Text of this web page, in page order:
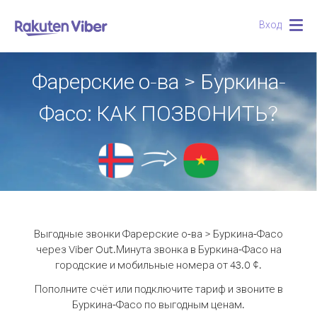
Вход
Фарерские о-ва > Буркина-
Фасо: КАК ПОЗВОНИТЬ?
Выгодные звонки Фарерские о-ва > Буркина-Фасо
через Viber Out.Минута звонка в Буркина-Фасо на
городские и мобильные номера от 43.0 ¢.
Пополните счёт или подключите тариф и звоните в
Буркина-Фасо по выгодным ценам.